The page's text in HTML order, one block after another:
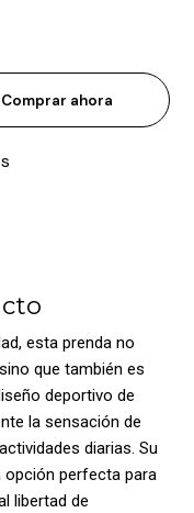
Comprar ahora
esta prenda no
que también es
deportivo de
la sensación de
diarias. Su
opción perfecta para
libertad de